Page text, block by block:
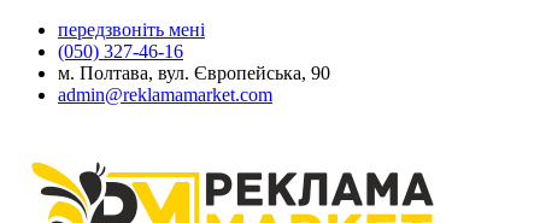
передзвоніть мені
(050) 327-46-16
м. Полтава, вул. Європейська, 90
admin@reklamamarket.com